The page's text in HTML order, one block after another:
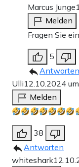
Marcus Junge
Melden
Fragen Sie
5
Antworten
Ulli12.10.2024
Melden
38
Antworten
whiteshark